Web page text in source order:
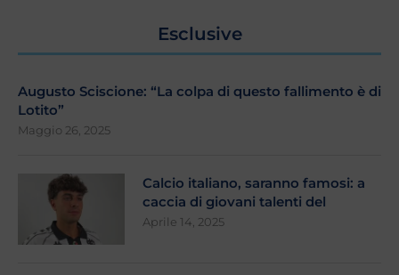
Esclusive
Augusto Sciscione: “La colpa di questo fallimento è di
Lotito”
Maggio 26, 2025
Calcio italiano, saranno famosi: a
caccia di giovani talenti del
Aprile 14, 2025